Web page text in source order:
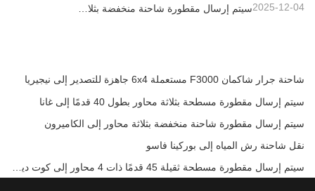
2025-12-04
شاحنة جرار شاكمان F3000 مستعملة 6x4 جاهزة للتصدير إلى نيجيريا
سيتم إرسال مقطورة مسطحة بثلاثة محاور بطول 40 قدمًا إلى غانا
سيتم إرسال مقطورة شاحنة منخفضة بثلاثة محاور إلى الكاميرون
نقل شاحنة رش المياه إلى بوركينا فاسو
سيتم إرسال مقطورة مسطحة ثقيلة 45 قدمًا ذات 4 محاور إلى كوت ديفوار